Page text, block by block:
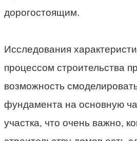
дорогостоящим.
Исследования
процессом строительства
возможность
фундамента на основную
участка, что очень важно,